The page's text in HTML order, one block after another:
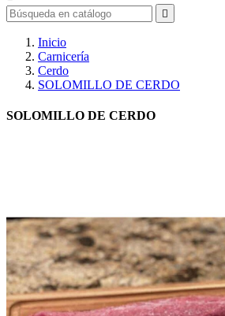

Inicio
Carnicería
Cerdo
SOLOMILLO DE CERDO
SOLOMILLO DE CERDO